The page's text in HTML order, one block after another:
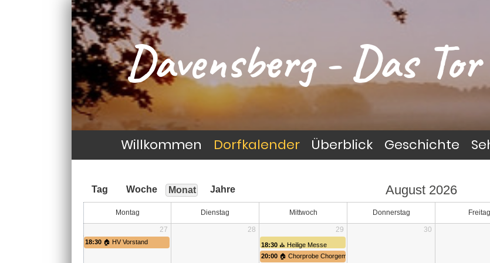
Davensberg - Das
Willkommen Dorfkalender Überblick Geschichte
August 2026
Tag Woche Monat Jahre
Montag Dienstag Mittwoch Donnerstag Freitag
27 28 29 30
18:30 🏠 HV Vorstand 18:30 ⛪ Heilige Messe
20:00 🏠 Chorprobe Chorgemeinschaft St. Anna